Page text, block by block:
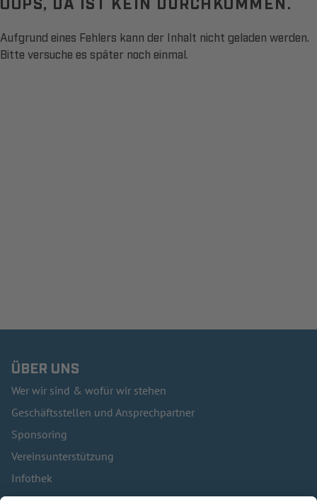
Aufgrund eines Fehlers kann der Inhalt nicht geladen werden.
Bitte versuche es später noch einmal.
ÜBER UNS
Wer wir sind & wofür wir stehen
Geschäftsstellen und Ansprechpartner
Sponsoring
Vereinsunterstützung
Infothek